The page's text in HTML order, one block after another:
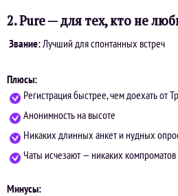
2. Pure — для тех, кто не
Звание:Лучший для спонтанных встреч
Плюсы:
Регистрация быстрее, чем доехать от
Анонимность на высоте
Никаких длинных анкет и нудных
Чаты исчезают — никаких компроматов
Минусы: